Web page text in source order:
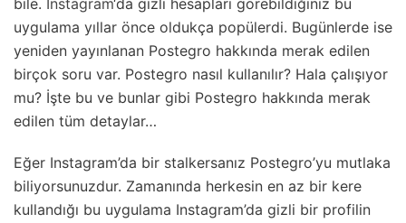
bile. Instagram‘da gizli hesapları görebildiğiniz bu
uygulama yıllar önce oldukça popülerdi. Bugünlerde ise
yeniden yayınlanan Postegro hakkında merak edilen
birçok soru var. Postegro nasıl kullanılır? Hala çalışıyor
mu? İşte bu ve bunlar gibi Postegro hakkında merak
edilen tüm detaylar…
Eğer Instagram’da bir stalkersanız Postegro’yu mutlaka
biliyorsunuzdur. Zamanında herkesin en az bir kere
kullandığı bu uygulama Instagram’da gizli bir profilin